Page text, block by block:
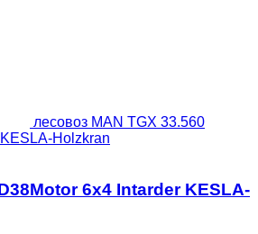
лесовоз MAN TGX 33.560
Holzkran
6x4 Intarder KESLA-